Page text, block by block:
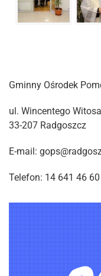
Gminny Ośrodek
ul. Wincentego
33-207 Radgoszcz
E-mail:
Telefon: 14 641 46 60